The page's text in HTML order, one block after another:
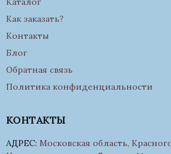
Как заказать?
Контакты
Блог
Обратная связь
Политика конфиденциальности
КОНТАКТЫ
АДРЕС: Московская область,